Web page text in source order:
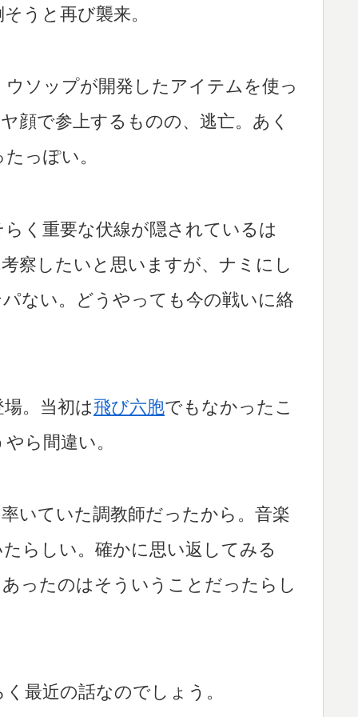
うと再び襲来。
ソップが開発したアイテムを使っ
顔で参上するものの、逃亡。あく
っぽい。
く重要な伏線が隠されているは
察したいと思いますが、ナミにし
ない。どうやっても今の戦いに絡
場。当初は飛び六胞でもなかったこ
ら間違い。
いていた調教師だったから。音楽
らしい。確かに思い返してみる
ったのはそういうことだったらし
最近の話なのでしょう。